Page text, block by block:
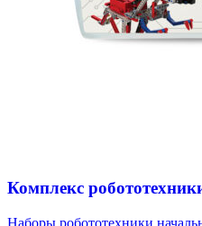
Комплекс
Наборы робототехники